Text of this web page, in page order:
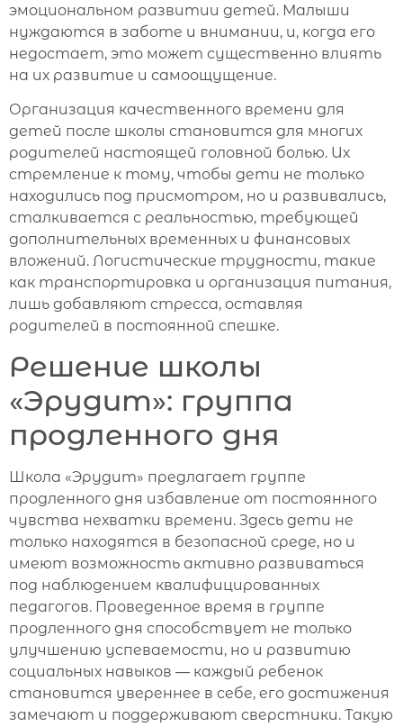
эмоциональном развитии детей. Малыши
нуждаются в заботе и внимании, и, когда его
недостает, это может существенно влиять
на их развитие и самоощущение.
Организация качественного времени для
детей после школы становится для многих
родителей настоящей головной болью. Их
стремление к тому, чтобы дети не только
находились под присмотром, но и развивались,
сталкивается с реальностью, требующей
дополнительных временных и финансовых
вложений. Логистические трудности, такие
как транспортировка и организация питания,
лишь добавляют стресса, оставляя
родителей в постоянной спешке.
Решение школы
«Эрудит»: группа
продленного дня
Школа «Эрудит» предлагает группе
продленного дня избавление от постоянного
чувства нехватки времени. Здесь дети не
только находятся в безопасной среде, но и
имеют возможность активно развиваться
под наблюдением квалифицированных
педагогов. Проведенное время в группе
продленного дня способствует не только
улучшению успеваемости, но и развитию
социальных навыков — каждый ребенок
становится увереннее в себе, его достижения
замечают и поддерживают сверстники. Такую